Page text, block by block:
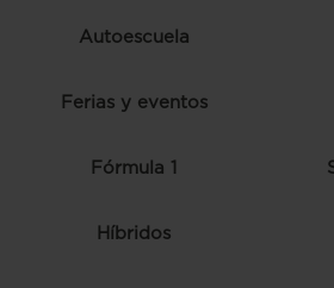
Autoescuela
Ferias y eventos
Fórmula 1
Híbridos